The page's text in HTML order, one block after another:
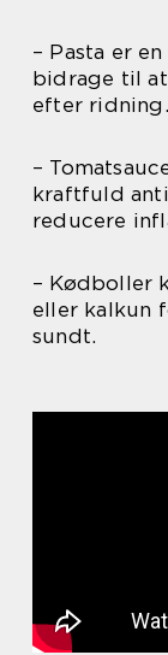
– Pasta er
bidrage til
efter ridning.
–
kraftfuld
reducere
– Kødboller
eller kalkun
sundt.